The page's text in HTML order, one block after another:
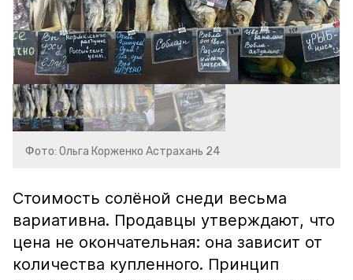
Фото: Ольга Корженко Астрахань 24
Стоимость солёной снеди весьма
вариативна. Продавцы утверждают, что
цена не окончательная: она зависит от
количества купленного. Принцип